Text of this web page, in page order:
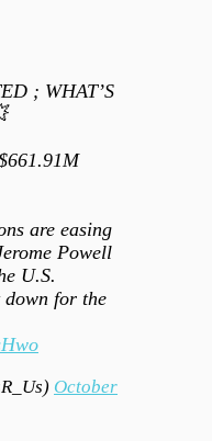
; WHAT’S
are easing
Powell
U.S.
down for the
October